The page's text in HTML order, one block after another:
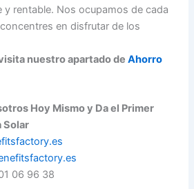
y rentable. Nos ocupamos de cada
en disfrutar de los
nuestro apartado deAhorro
Hoy Mismo y Da el Primer
Solar
06 96 38